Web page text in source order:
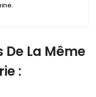
.
La Même
: